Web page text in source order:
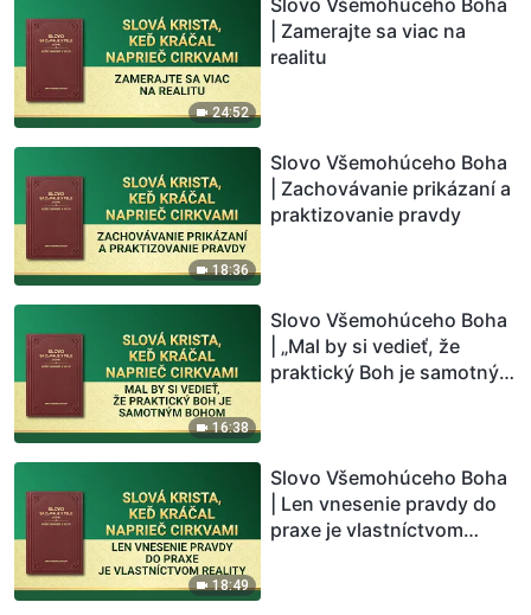
24:52
| Zamerajte sa viac na
realitu
18:36
Slovo Všemohúceho Boha
| Zachovávanie prikázaní a
praktizovanie pravdy
16:38
Slovo Všemohúceho Boha
| „Mal by si vedieť, že
praktický Boh je samotným
18:49
Slovo Všemohúceho Boha
| Len vnesenie pravdy do
praxe je vlastníctvom